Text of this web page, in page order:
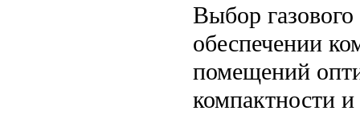
Выбор
обеспечении
помещений
компактности